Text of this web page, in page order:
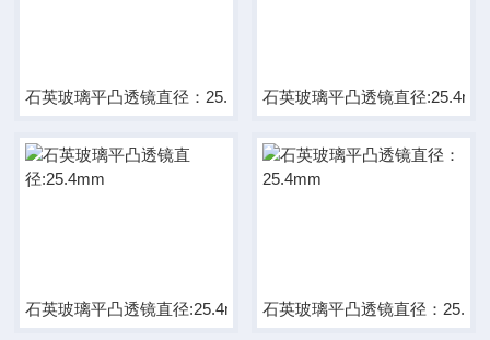
石英玻璃平凸透镜直径：25.4mm石英玻璃平凸透镜直径:25.4mm
石英玻璃平凸透镜直径:25.4mm 石英玻璃平凸透镜直径：